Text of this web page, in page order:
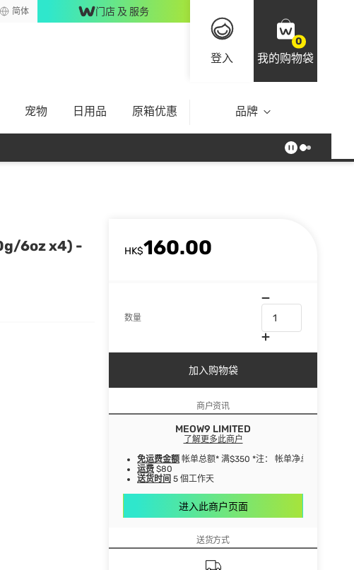
简体 门店 及 服务
登入
0
我的购物袋
宠物 日用品 原箱优惠 品牌
6oz x4) -
HK$160.00
数量
加入购物袋
商户资讯
MEOW9 LIMITED
了解更多此商户
免运费金额 帐单总额* 满$350 *注： 帐单净总额指扣除
运费 $80
送货时间 5 個工作天
进入此商户页面
送货方式